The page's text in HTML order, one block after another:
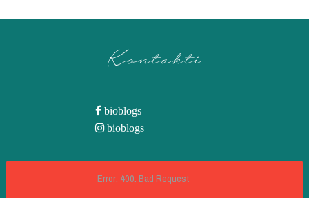
Kontakti
bioblogs
bioblogs
Error: 400: Bad Request